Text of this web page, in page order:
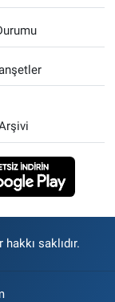
saklıdır.